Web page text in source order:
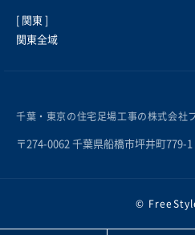
[ 関東 ]
関東全域
千葉・東京の住宅足場工事の株式会社
〒274-0062 千葉県船橋市坪井町779-1
©